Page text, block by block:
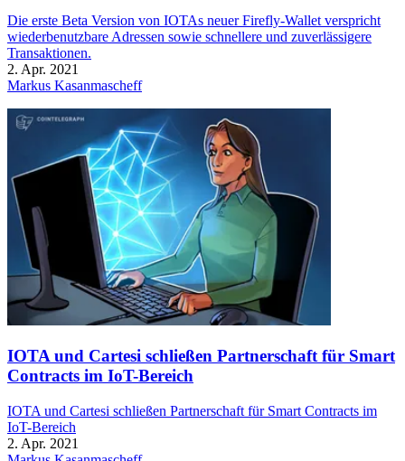
Die erste Beta Version von IOTAs neuer Firefly-Wallet verspricht
wiederbenutzbare Adressen sowie schnellere und zuverlässigere
Transaktionen.
2. Apr. 2021
Markus Kasanmascheff
IOTA und Cartesi schließen Partnerschaft für Smart
Contracts im IoT-Bereich
IOTA und Cartesi schließen Partnerschaft für Smart Contracts im
IoT-Bereich
2. Apr. 2021